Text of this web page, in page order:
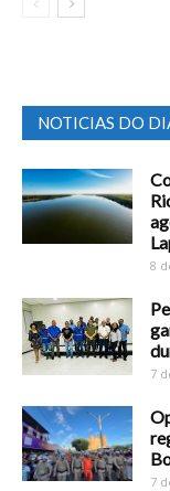
NOTICIAS DO
8
7
7